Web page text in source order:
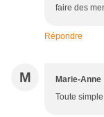
faire des
Répondre
M Marie-Anne
Toute